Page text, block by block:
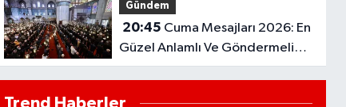
Gündem
20:45
Güzel Anlamlı Ve Göndermeli
Cuma Sözleri..
Trend Haberler